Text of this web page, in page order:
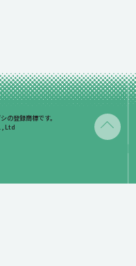
の登録商標です。
Ltd